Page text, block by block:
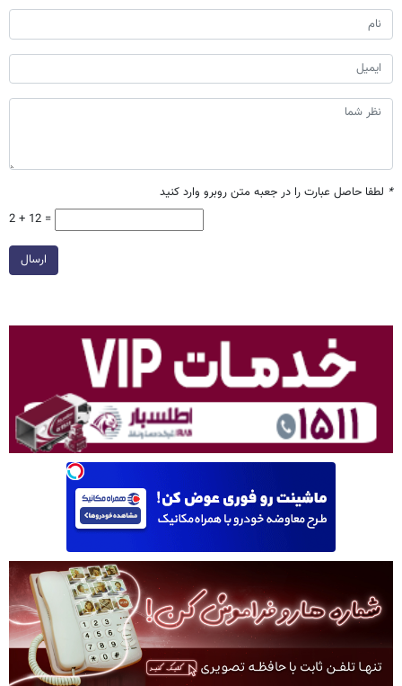
* لطفا حاصل عبارت را در جعبه متن روبرو وارد کنید
2 + 12 =
ارسال